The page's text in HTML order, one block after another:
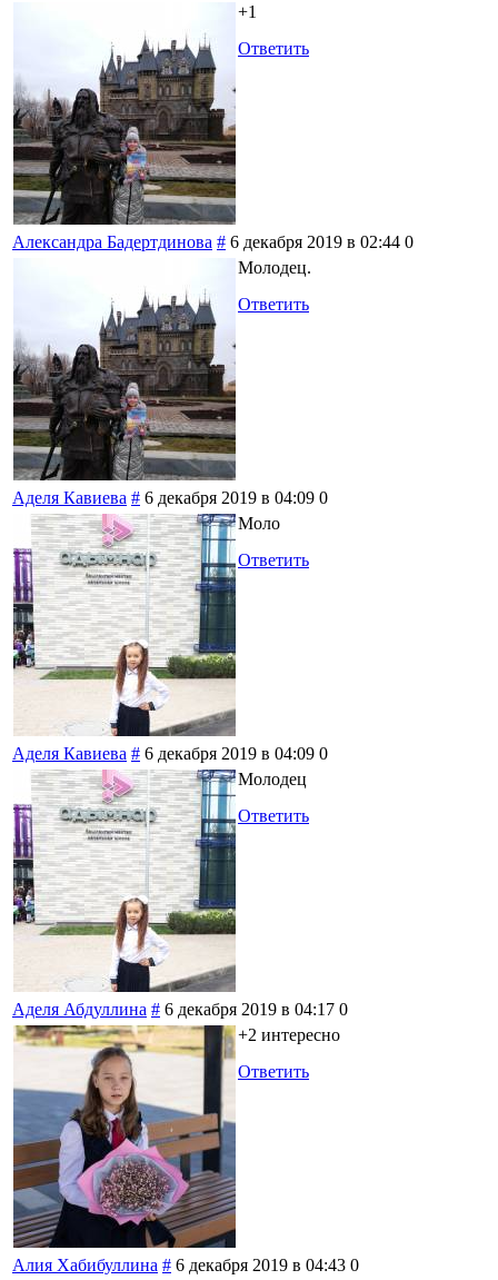
+1
Ответить
Александра Бадертдинова # 6 декабря 2019 в 02:44 0
Молодец.
Ответить
Аделя Кавиева # 6 декабря 2019 в 04:09 0
Моло
Ответить
Аделя Кавиева # 6 декабря 2019 в 04:09 0
Молодец
Ответить
Аделя Абдуллина # 6 декабря 2019 в 04:17 0
+2 интересно
Ответить
Алия Хабибуллина # 6 декабря 2019 в 04:43 0